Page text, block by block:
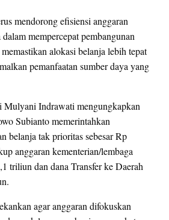
mendorong efisiensi anggaran
mempercepat pembangunan
alokasi belanja lebih tepat
pemanfaatan sumber daya yang
Mulyani Indrawati mengungkapkan
Subianto memerintahkan
belanja tak prioritas sebesar Rp
anggaran kementerian/lembaga
triliun dan dana Transfer ke Daerah
agar anggaran difokuskan